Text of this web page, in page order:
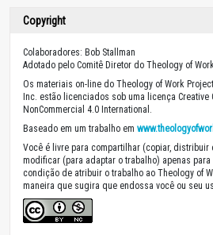
Copyright
Colaboradores: Bob Stallman
Adotado pelo Comitê Diretor do Theology of
Os materiais on-line do Theology of Work
Inc. estão licenciados sob uma licença Creative
NonCommercial 4.0 International.
Baseado em um trabalho em
Você é livre para compartilhar (copiar, distribuir
modificar (para adaptar o trabalho) apenas
condição de atribuir o trabalho ao Theology of
maneira que sugira que endossa você ou seu